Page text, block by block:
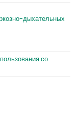
дыхательных
со